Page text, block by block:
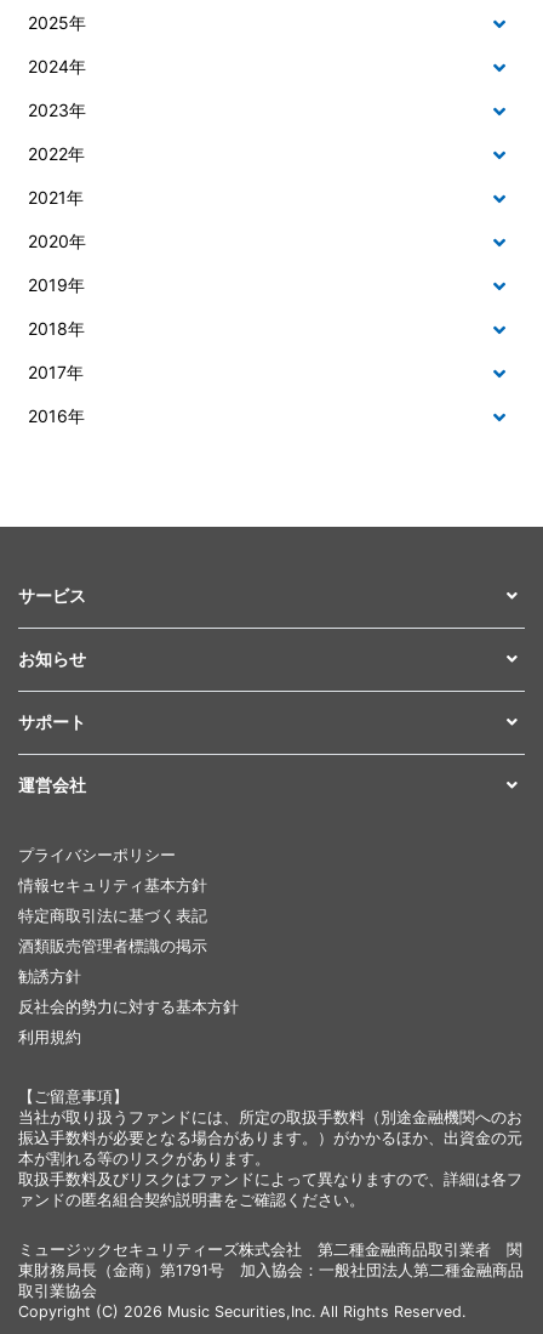
2025年
2024年
2023年
2022年
2021年
2020年
2019年
2018年
2017年
2016年
サービス
お知らせ
サポート
運営会社
プライバシーポリシー
情報セキュリティ基本方針
特定商取引法に基づく表記
酒類販売管理者標識の掲示
勧誘方針
反社会的勢力に対する基本方針
利用規約
【ご留意事項】
当社が取り扱うファンドには、所定の取扱手数料（別途金融機関へのお
振込手数料が必要となる場合があります。）がかかるほか、出資金の元
本が割れる等のリスクがあります。
取扱手数料及びリスクはファンドによって異なりますので、詳細は各フ
ァンドの匿名組合契約説明書をご確認ください。
ミュージックセキュリティーズ株式会社 第二種金融商品取引業者 関
東財務局長（金商）第1791号 加入協会：一般社団法人第二種金融商品
取引業協会
Copyright (C) 2026 Music Securities,Inc. All Rights Reserved.